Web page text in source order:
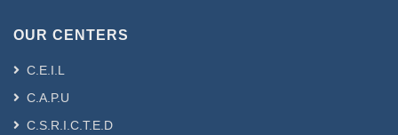
OUR CENTERS
C.E.I.L
C.A.P.U
C.S.R.I.C.T.E.D